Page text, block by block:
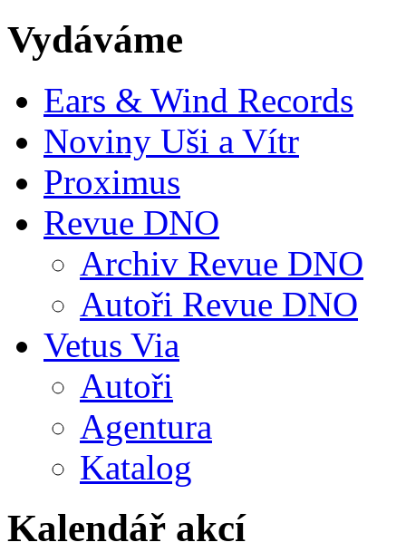
Vydáváme
Ears & Wind Records
Noviny Uši a Vítr
Proximus
Revue DNO
Archiv Revue DNO
Autoři Revue DNO
Vetus Via
Autoři
Agentura
Katalog
Kalendář akcí